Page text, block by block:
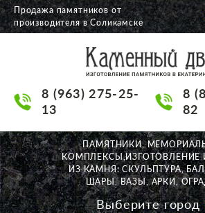
О КОМПАНИИ
НАШИ РАБОТЫ
АКЦИИ
ДОСТАВКА
КОНТАКТЫ
Продажа памятников от
производителя в Соликамске
8 (963) 275-25-
13
8
82
ПАМЯТНИКИ,
КОМПЛЕКСЫ,ИЗГОТОВЛЕНИЕ
ИЗ КАМНЯ: СКУЛЬПТУРА,
ШАРЫ, ВАЗЫ, АРКИ,
Выберите город